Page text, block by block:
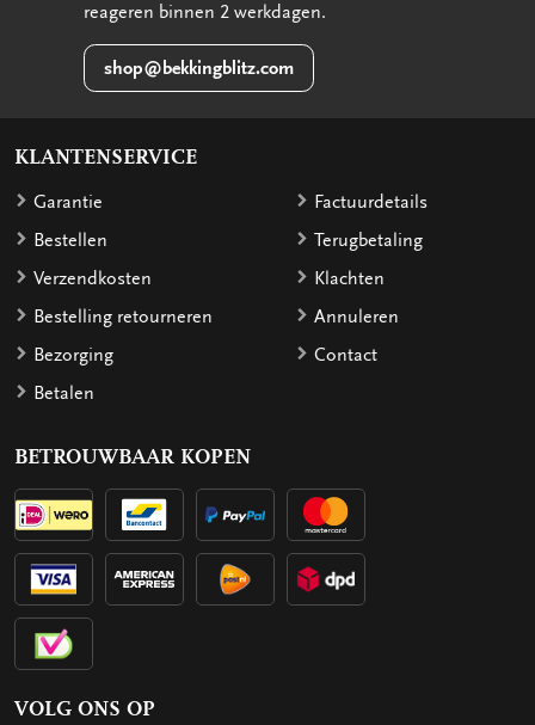
reageren binnen 2 werkdagen.
shop@bekkingblitz.com
KLANTENSERVICE
Garantie
Bestellen
Verzendkosten
Bestelling retourneren
Bezorging
Betalen
Factuurdetails
Terugbetaling
Klachten
Annuleren
Contact
BETROUWBAAR KOPEN
VOLG ONS OP